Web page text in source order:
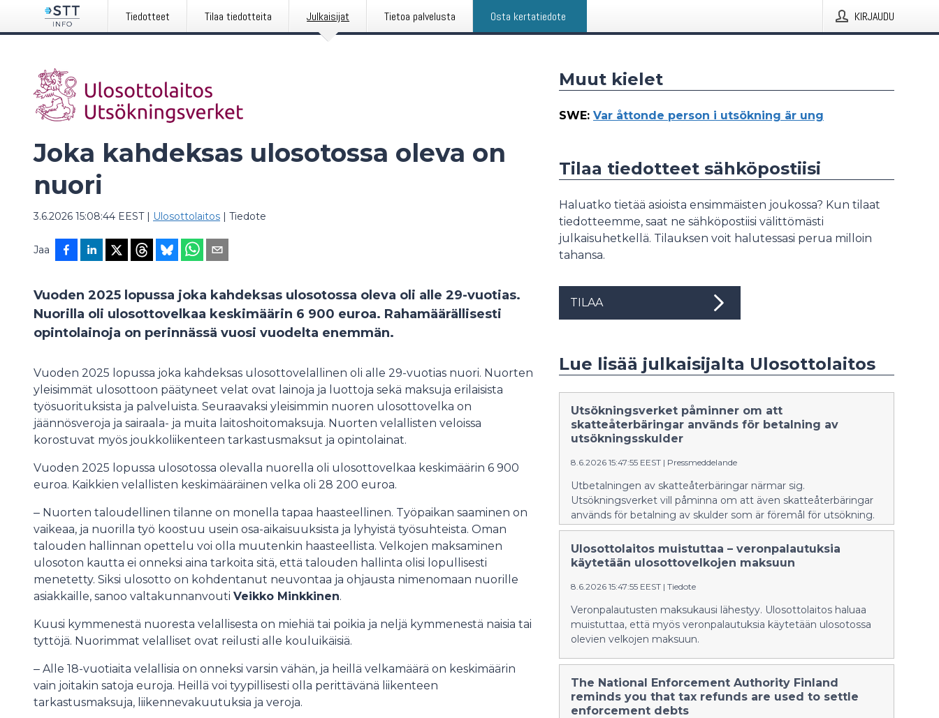
Tiedotteet Tilaa tiedotteita Julkaisijat Tietoa palvelusta Osta kertatiedote KIRJAUDU
Joka kahdeksas ulosotossa oleva on
nuori
3.6.2026 15:08:44 EEST| Ulosottolaitos | Tiedote
Jaa
Vuoden 2025 lopussa joka kahdeksas ulosotossa oleva oli alle 29-vuotias.
Nuorilla oli ulosottovelkaa keskimäärin 6 900 euroa. Rahamäärällisesti
opintolainoja on perinnässä vuosi vuodelta enemmän.
Vuoden 2025 lopussa joka kahdeksas ulosottovelallinen oli alle 29-vuotias nuori. Nuorten
yleisimmät ulosottoon päätyneet velat ovat lainoja ja luottoja sekä maksuja erilaisista
työsuorituksista ja palveluista. Seuraavaksi yleisimmin nuoren ulosottovelka on
jäännösveroja ja sairaala- ja muita laitoshoitomaksuja. Nuorten velallisten veloissa
korostuvat myös joukkoliikenteen tarkastusmaksut ja opintolainat.
Vuoden 2025 lopussa ulosotossa olevalla nuorella oli ulosottovelkaa keskimäärin 6 900
euroa. Kaikkien velallisten keskimääräinen velka oli 28 200 euroa.
‒ Nuorten taloudellinen tilanne on monella tapaa haasteellinen. Työpaikan saaminen on
vaikeaa, ja nuorilla työ koostuu usein osa-aikaisuuksista ja lyhyistä työsuhteista. Oman
talouden hallinnan opettelu voi olla muutenkin haasteellista. Velkojen maksaminen
ulosoton kautta ei onneksi aina tarkoita sitä, että talouden hallinta olisi lopullisesti
menetetty. Siksi ulosotto on kohdentanut neuvontaa ja ohjausta nimenomaan nuorille
asiakkaille, sanoo valtakunnanvouti Veikko Minkkinen.
Kuusi kymmenestä nuoresta velallisesta on miehiä tai poikia ja neljä kymmenestä naisia tai
tyttöjä. Nuorimmat velalliset ovat reilusti alle kouluikäisiä.
‒ Alle 18-vuotiaita velallisia on onneksi varsin vähän, ja heillä velkamäärä on keskimäärin
vain joitakin satoja euroja. Heillä voi tyypillisesti olla perittävänä liikenteen
tarkastusmaksuja, liikennevakuutuksia ja veroja.
Muut kielet
SWE: Var åttonde person i utsökning är ung
Tilaa tiedotteet sähköpostiisi
Haluatko tietää asioista ensimmäisten joukossa? Kun tilaat
tiedotteemme, saat ne sähköpostiisi välittömästi
julkaisuhetkellä. Tilauksen voit halutessasi perua milloin
tahansa.
TILAA
Lue lisää julkaisijalta Ulosottolaitos
Utsökningsverket påminner om att
skatteåterbäringar används för betalning av
utsökningsskulder
8.6.2026 15:47:55 EEST | Pressmeddelande
Utbetalningen av skatteåterbäringar närmar sig.
Utsökningsverket vill påminna om att även skatteåterbäringar
används för betalning av skulder som är föremål för utsökning.
Ulosottolaitos muistuttaa – veronpalautuksia
käytetään ulosottovelkojen maksuun
8.6.2026 15:47:55 EEST | Tiedote
Veronpalautusten maksukausi lähestyy. Ulosottolaitos haluaa
muistuttaa, että myös veronpalautuksia käytetään ulosotossa
olevien velkojen maksuun.
The National Enforcement Authority Finland
reminds you that tax refunds are used to settle
enforcement debts